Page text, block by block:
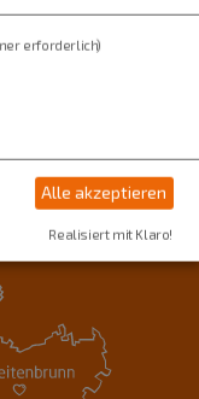
verschickt.
erforderlich)
Alle akzeptieren
Realisiert mit Klaro!